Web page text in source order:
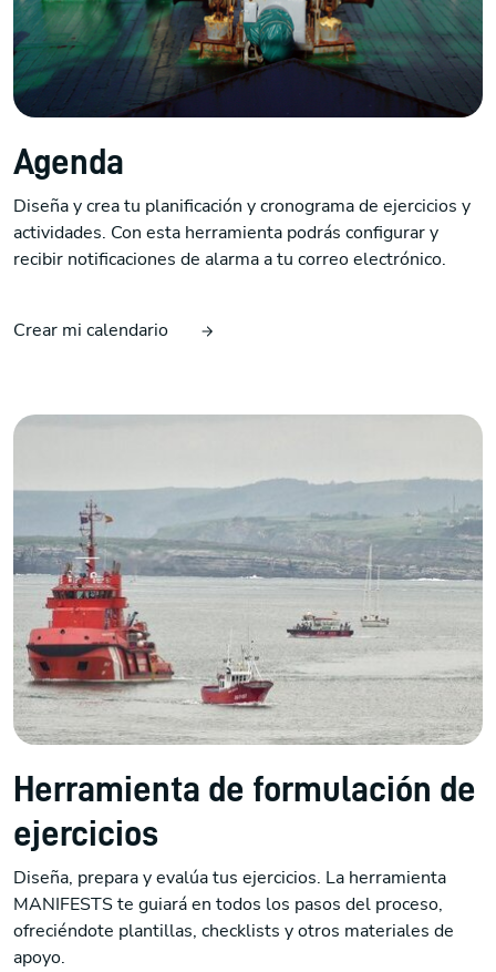
Agenda
Diseña y crea tu planificación y cronograma de ejercicios y
actividades. Con esta herramienta podrás configurar y
recibir notificaciones de alarma a tu correo electrónico.
Crear mi calendario
Herramienta de formulación de
ejercicios
Diseña, prepara y evalúa tus ejercicios. La herramienta
MANIFESTS te guiará en todos los pasos del proceso,
ofreciéndote plantillas, checklists y otros materiales de
apoyo.